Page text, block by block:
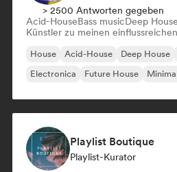
> 2500 Antworten gegeben
Acid-HouseBass musicDeep House
Künstler zu meinen
House Acid-House Deep House
Electronica
Future House
Playlist Boutique
Playlist-Kurator